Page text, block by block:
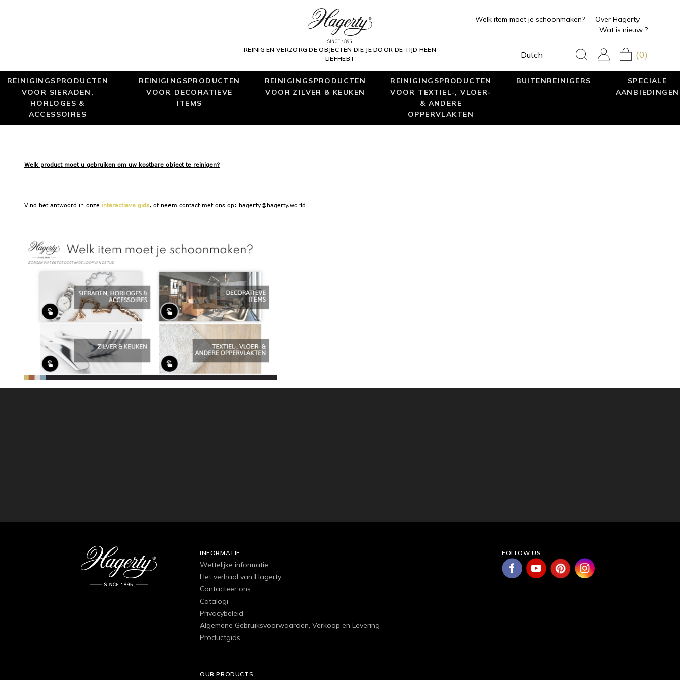
REINIG EN VERZORG DE OBJECTEN DIE JE DOOR DE TIJD HEEN
LIEFHEBT
Welk item moet je schoonmaken?
Over Hagerty
Wat is nieuw ?
Dutch (0)
REINIGINGSPRODUCTEN
VOOR SIERADEN,
HORLOGES &
ACCESSOIRES
REINIGINGSPRODUCTEN
VOOR DECORATIEVE
ITEMS
REINIGINGSPRODUCTEN
VOOR ZILVER & KEUKEN
REINIGINGSPRODUCTEN
VOOR TEXTIEL-, VLOER-
& ANDERE
OPPERVLAKTEN
BUITENREINIGERS
SPECIALE
AANBIEDINGEN
Welk product moet u gebruiken om uw kostbare object te reinigen?
Vind het antwoord in onze interactieve gids, of neem contact met ons op: hagerty@hagerty.world
INFORMATIE
Wettelijke informatie
Het verhaal van Hagerty
Contacteer ons
Catalogi
Privacybeleid
Algemene Gebruiksvoorwaarden, Verkoop en Levering
Productgids
OUR PRODUCTS
FOLLOW US